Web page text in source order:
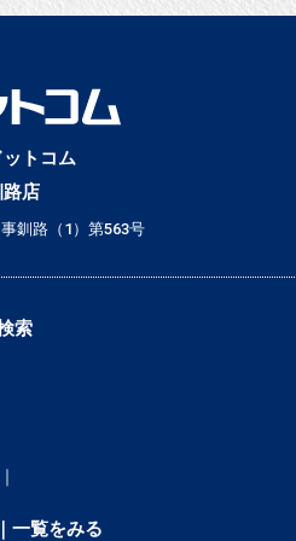
トコム
店
釧路（1）第563号
索
一覧をみる